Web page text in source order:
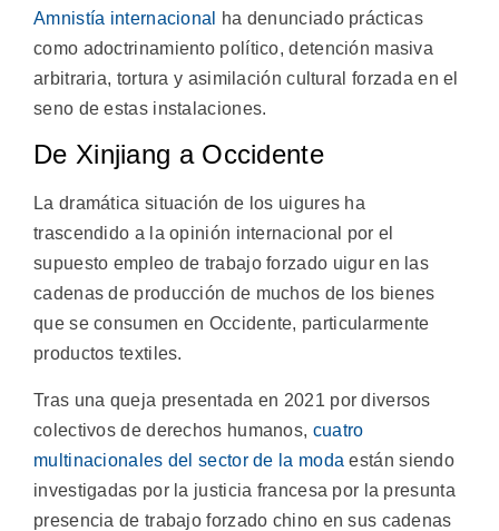
Amnistía internacional
ha denunciado prácticas
como adoctrinamiento político, detención masiva
arbitraria, tortura y asimilación cultural forzada en el
seno de estas instalaciones.
De Xinjiang a Occidente
La dramática situación de los uigures ha
trascendido a la opinión internacional por el
supuesto empleo de trabajo forzado uigur en las
cadenas de producción de muchos de los bienes
que se consumen en Occidente, particularmente
productos textiles.
Tras una queja presentada en 2021 por diversos
colectivos de derechos humanos, cuatro
multinacionales del sector de la moda están siendo
investigadas por la justicia francesa por la presunta
presencia de trabajo forzado chino en sus cadenas